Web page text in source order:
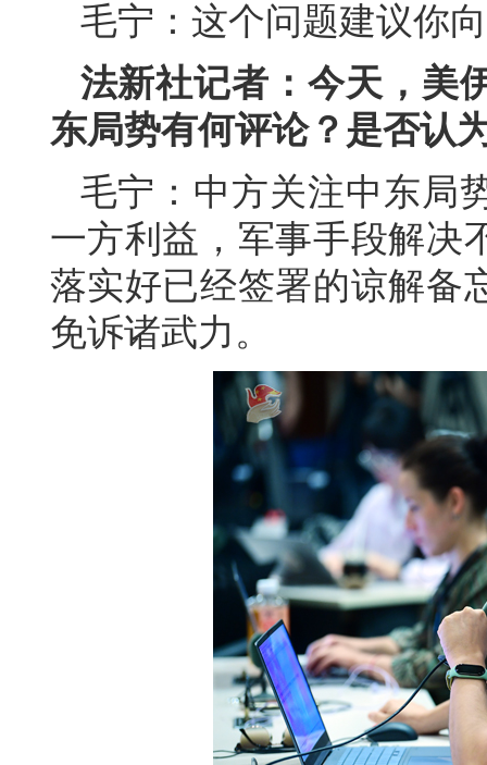
毛宁：这个问题建议你
法新社记者：今天，美
东局势有何评论？是否认
毛宁：中方关注中东局
一方利益，军事手段解决
落实好已经签署的谅解备
免诉诸武力。